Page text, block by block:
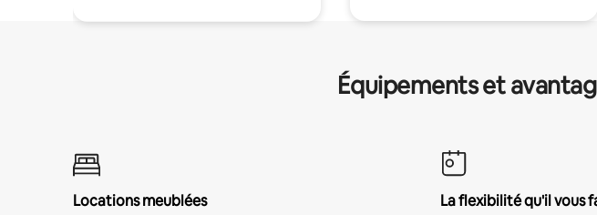
Équipements et
Locations meublées
La flexibilité qu'il vous